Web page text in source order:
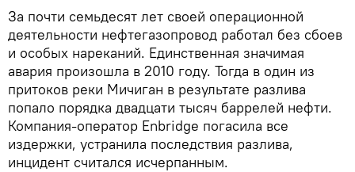
За почти семьдесят лет своей операционной
деятельности нефтегазопровод работал без сбоев
и особых нареканий. Единственная значимая
авария произошла в 2010 году. Тогда в один из
притоков реки Мичиган в результате разлива
попало порядка двадцати тысяч баррелей нефти.
Компания-оператор Enbridge погасила все
издержки, устранила последствия разлива,
инцидент считался исчерпанным.